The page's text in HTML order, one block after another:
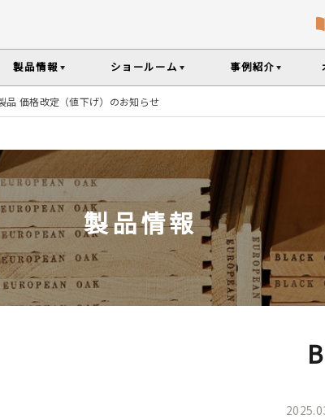
製品情報
グ 床暖房対応フローリング
装部材・製品 選べる表面加工
樹種別製品マップ ご注意とお願い 製品情報の
ショールーム 事例紹介
インテリアスタイル
から探す
部屋から探す
木材の基礎知識
人気の樹種
ばれる樹種をピックアップして特徴や製品を紹介
木の種類・知識TOP
メンテナンスのコト
塗料・メンテナンス用品のご購入
ナル塗料Arbor(アーバー)シリーズをお買い求めいただけま
す
品 価格改定（値下げ）のお知らせ
製品情報